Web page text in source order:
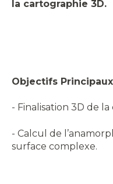
la cartographie 3D.
Objectifs
- Finalisation 3D de
- Calcul de
surface complexe.